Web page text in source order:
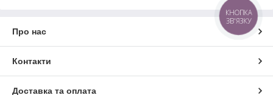
Про нас
Контакти
Доставка та оплата
КНОПКА
ЗВ'ЯЗКУ